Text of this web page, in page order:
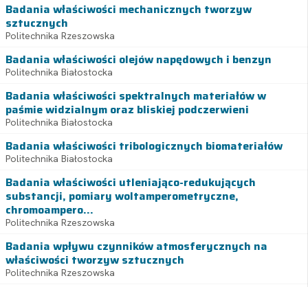
Badania właściwości mechanicznych tworzyw
sztucznych
Politechnika Rzeszowska
Badania właściwości olejów napędowych i benzyn
Politechnika Białostocka
Badania właściwości spektralnych materiałów w
paśmie widzialnym oraz bliskiej podczerwieni
Politechnika Białostocka
Badania właściwości tribologicznych biomateriałów
Politechnika Białostocka
Badania właściwości utleniająco-redukujących
substancji, pomiary woltamperometryczne,
chromoampero...
Politechnika Rzeszowska
Badania wpływu czynników atmosferycznych na
właściwości tworzyw sztucznych
Politechnika Rzeszowska